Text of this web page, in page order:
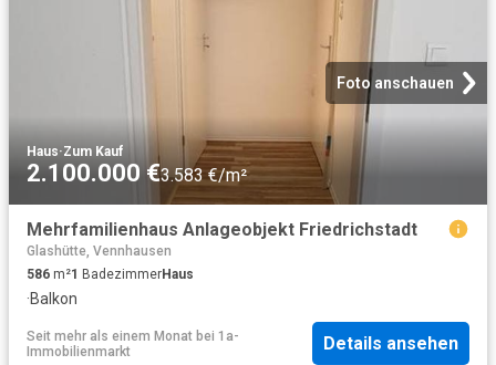
Foto anschauen
Haus·Zum Kauf
2.100.000 €3.583 €/m²
Mehrfamilienhaus Anlageobjekt Friedrichstadt
Glashütte, Vennhausen
586 m²1 BadezimmerHaus
·Balkon
Seit mehr als einem Monat bei 1a-
Immobilienmarkt
Details ansehen